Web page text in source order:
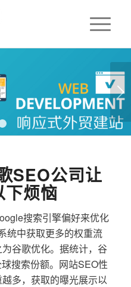
下一页
1 2
SEO公司让
下烦恼
搜索引擎偏好来优化
统中获取更多的权重流
谷歌优化。据统计，谷
搜索份额。网站SEO性
多，获取的曝光展示以